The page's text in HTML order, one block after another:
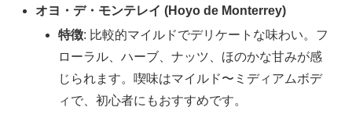
オヨ・デ・モンテレイ (Hoyo de Monterrey)
特徴: 比較的マイルドでデリケートな味わい。フ
ローラル、ハーブ、ナッツ、ほのかな甘みが感
じられます。喫味はマイルド〜ミディアムボデ
ィで、初心者にもおすすめです。